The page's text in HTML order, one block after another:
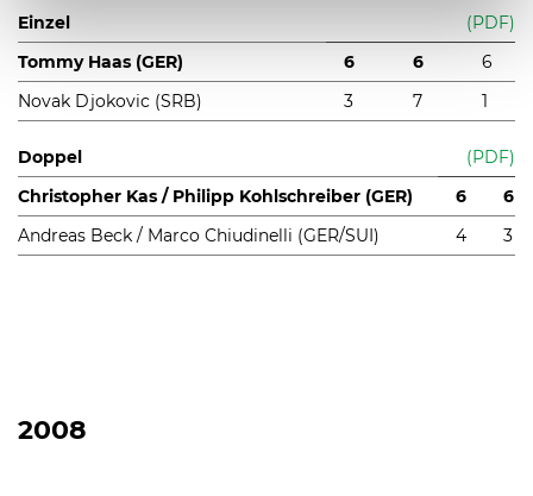
Einzel
(PDF)
Tommy Haas (GER)
6 6
6
Novak Djokovic (SRB)
3 7 1
Doppel
(PDF)
Christopher Kas / Philipp Kohlschreiber (GER)
6
6
Andreas Beck / Marco Chiudinelli (GER/SUI)
4 3
2008